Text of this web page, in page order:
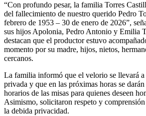
“Con profundo pesar, la familia Torres
del fallecimiento de nuestro querido Pedro
febrero de 1953 – 30 de enero de 2026”,
sus hijos Apolonia, Pedro Antonio y Emilia
destacan que el productor estuvo
momento por su madre, hijos, nietos,
cercanos.
La familia informó que el velorio se llevará a
privada y que en las próximas horas se
horarios de las misas para quienes deseen
Asimismo, solicitaron respeto y
la debida privacidad.